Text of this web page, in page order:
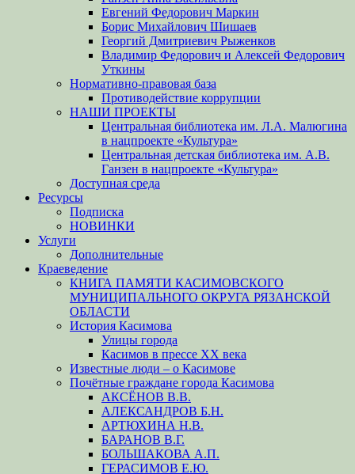
Евгений Федорович Маркин
Борис Михайлович Шишаев
Георгий Дмитриевич Рыженков
Владимир Федорович и Алексей Федорович
Уткины
Нормативно-правовая база
Противодействие коррупции
НАШИ ПРОЕКТЫ
Центральная библиотека им. Л.А. Малюгина
в нацпроекте «Культура»
Центральная детская библиотека им. А.В.
Ганзен в нацпроекте «Культура»
Доступная среда
Ресурсы
Подписка
НОВИНКИ
Услуги
Дополнительные
Краеведение
КНИГА ПАМЯТИ КАСИМОВСКОГО
МУНИЦИПАЛЬНОГО ОКРУГА РЯЗАНСКОЙ
ОБЛАСТИ
История Касимова
Улицы города
Касимов в прессе XX века
Известные люди – о Касимове
Почётные граждане города Касимова
АКСЁНОВ В.В.
АЛЕКСАНДРОВ Б.Н.
АРТЮХИНА Н.В.
БАРАНОВ В.Г.
БОЛЬШАКОВА А.П.
ГЕРАСИМОВ Е.Ю.